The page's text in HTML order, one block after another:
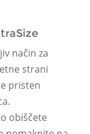
način za
strani
pristen
obiščete